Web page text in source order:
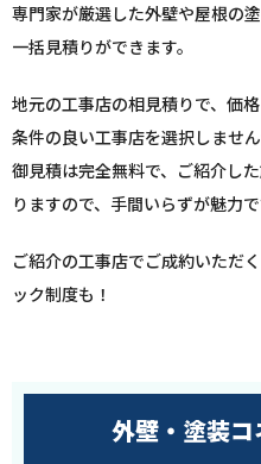
専門家が厳選した外壁や屋根の
一括見積りができます。
地元の工事店の相見積りで、価
条件の良い工事店を選択しませ
御見積は完全無料で、ご紹介し
りますので、手間いらずが魅力で
ご紹介の工事店でご成約いただ
ック制度も！
外壁・塗装